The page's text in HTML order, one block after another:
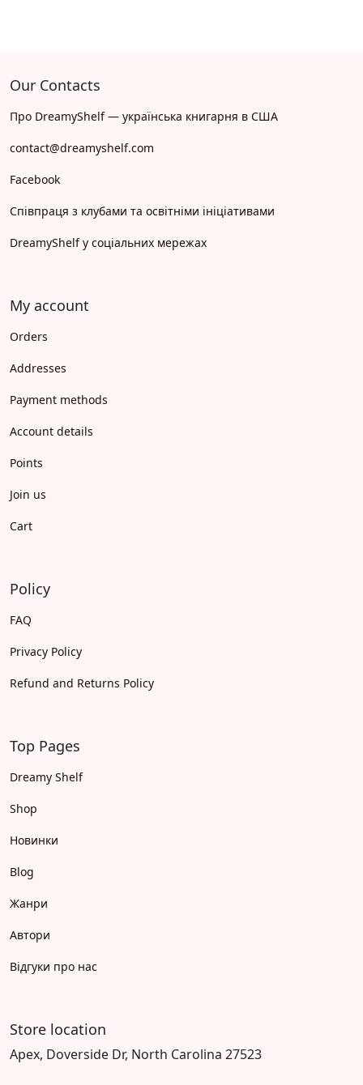
Our Contacts
Про DreamyShelf — українська книгарня в США
contact@dreamyshelf.com
Facebook
Співпраця з клубами та освітніми ініціативами
DreamyShelf у соціальних мережах
My account
Orders
Addresses
Payment methods
Account details
Points
Join us
Cart
Policy
FAQ
Privacy Policy
Refund and Returns Policy
Top Pages
Dreamy Shelf
Shop
Новинки
Blog
Жанри
Автори
Відгуки про нас
Store location
Apex, Doverside Dr, North Carolina 27523